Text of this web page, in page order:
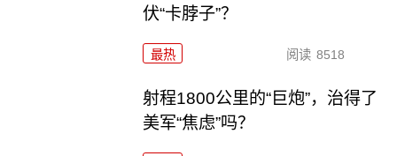
伏“卡脖子”？
最热 阅读 8518
射程1800公里的“巨炮”，治得了
美军“焦虑”吗？